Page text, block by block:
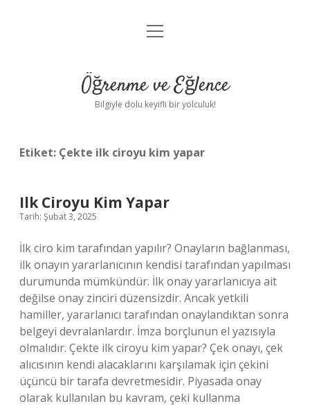
Anasayfa
Yasal Uyarı
menüyü
Öğrenme ve Eğlence
Bilgiyle dolu keyifli bir yolculuk!
Etiket: Çekte ilk ciroyu kim yapar
Ilk Ciroyu Kim Yapar
Tarih: Şubat 3, 2025
İlk ciro kim tarafından yapılır? Onayların bağlanması,
ilk onayın yararlanıcının kendisi tarafından yapılması
durumunda mümkündür. İlk onay yararlanıcıya ait
değilse onay zinciri düzensizdir. Ancak yetkili
hamiller, yararlanıcı tarafından onaylandıktan sonra
belgeyi devralanlardır. İmza borçlunun el yazısıyla
olmalıdır. Çekte ilk ciroyu kim yapar? Çek onayı, çek
alıcısının kendi alacaklarını karşılamak için çekini
üçüncü bir tarafa devretmesidir. Piyasada onay
olarak kullanılan bu kavram, çeki kullanma